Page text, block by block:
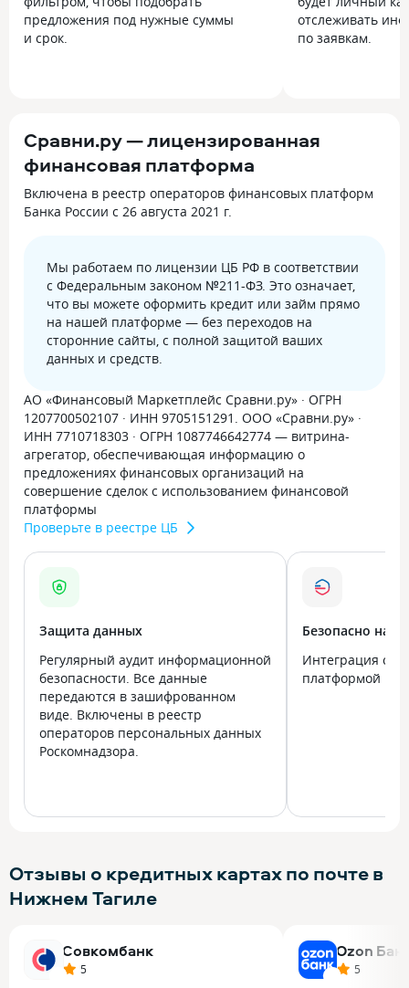
предложения под нужные суммы
и срок.
отслеживать
по заявкам.
Сравни.ру — лицензированная
финансовая платформа
Включена в реестр операторов финансовых платформ
Банка России с 26 августа 2021 г.
Мы работаем по лицензии ЦБ РФ в соответствии
с Федеральным законом №211-ФЗ. Это означает,
что вы можете оформить кредит или займ прямо
на нашей платформе — без переходов на
сторонние сайты, с полной защитой ваших
данных и средств.
АО «Финансовый Маркетплейс Сравни.ру» · ОГРН
1207700502107 · ИНН 9705151291. ООО «Сравни.ру» ·
ИНН 7710718303 · ОГРН 1087746642774 — витрина-
агрегатор, обеспечивающая информацию о
предложениях финансовых организаций на
совершение сделок с использованием финансовой
платформы
Проверьте в реестре ЦБ
Защита данных
Регулярный аудит информационной
безопасности. Все данные
передаются в зашифрованном
виде. Включены в реестр
операторов персональных данных
Роскомнадзора.
Безопасно на
Интеграция с
платформой
Отзывы о кредитных картах по почте в
Нижнем Тагиле
Совкомбанк
5
Ozon
5